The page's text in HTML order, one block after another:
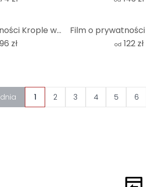
Film o prywatności Krople wody - Panorama
96 zł od 122 zł
1 2 3 4 5 6